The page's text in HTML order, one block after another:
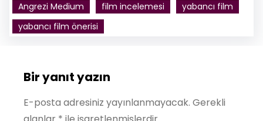
Angrezi Medium
film incelemesi
yabancı film
yabancı film önerisi
Bir yanıt yazın
E-posta adresiniz yayınlanmayacak. Gerekli